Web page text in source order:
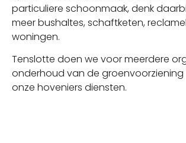
particuliere schoonmaak, denk
meer bushaltes, schaftketen,
woningen.
Tenslotte doen we voor meerdere
onderhoud van de groenvoorziening
onze hoveniers diensten.